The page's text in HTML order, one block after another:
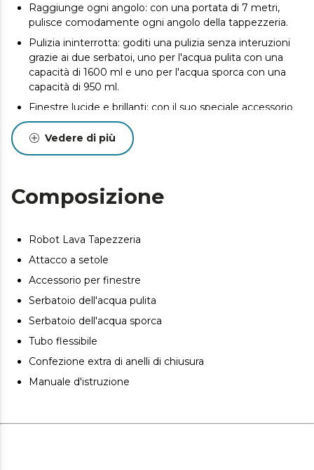
Raggiunge ogni angolo: con una portata di 7 metri,
pulisce comodamente ogni angolo della tappezzeria.
Pulizia ininterrotta: goditi una pulizia senza interuzioni
grazie ai due serbatoi, uno per l'acqua pulita con una
capacità di 1600 ml e uno per l'acqua sporca con una
capacità di 950 ml.
Finestre lucide e brillanti: con il suo speciale accessorio
per finestre potete lasciare i vetri della tua casa e della
tua auto immacolati, lucidi e brillanti.
Massima precisione: grazie alla sua bocchetta in setola
invisibile nel modo più preciso, così da poter vantare di
una casa pulita senza sforzi.
autopulente garantisce una facile manutenzione del
preoccuparvi di nulla.
Vedere di più
Composizione
Robot Lava Tapezzeria
Attacco a setole
Accessorio per finestre
Serbatoio dell'acqua pulita
Serbatoio dell'acqua sporca
Tubo flessibile
Confezione extra di anelli di chiusura
Manuale d'istruzione